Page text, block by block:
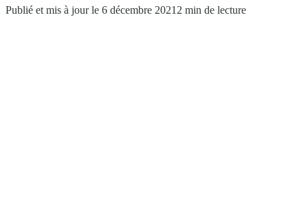
Publié et mis à jour le 6 décembre 2021 2 min de lecture